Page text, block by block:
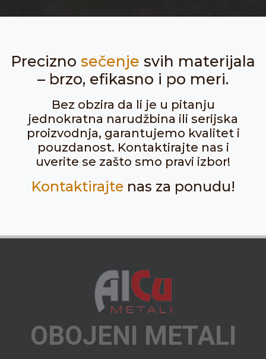
Precizno sečenje svih materijala
– brzo, efikasno i po meri.
Bez obzira da li je u pitanju
jednokratna narudžbina ili serijska
proizvodnja, garantujemo kvalitet i
pouzdanost. Kontaktirajte nas i
uverite se zašto smo pravi izbor!
Kontaktirajtenas za ponudu!
OBOJENI METALI